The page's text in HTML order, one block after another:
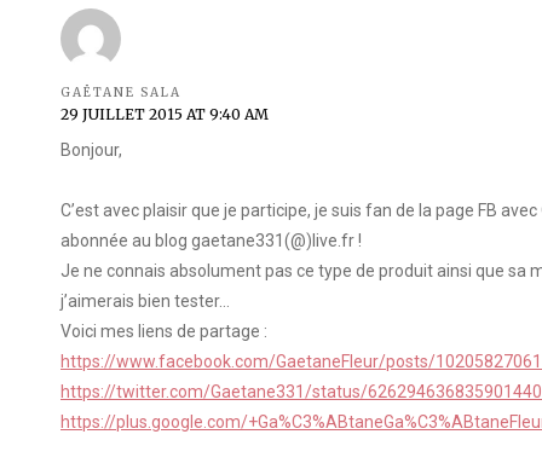
GAËTANE SALA
29 JUILLET 2015 AT 9:40 AM
Bonjour,
C’est avec plaisir que je participe, je suis fan de la page FB
abonnée au blog gaetane331(@)live.fr !
Je ne connais absolument pas ce type de produit ainsi que sa
j’aimerais bien tester…
Voici mes liens de partage :
https://www.facebook.com/GaetaneFleur/posts/
https://twitter.com/Gaetane331/status/626294636835901440
https://plus.google.com/